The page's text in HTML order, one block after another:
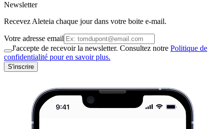
Newsletter
Recevez Aleteia chaque jour dans votre boite e-mail.
Votre adresse email
J'accepte de recevoir la newsletter. Consultez notre Politique de
confidentialité pour en savoir plus.
S'inscrire